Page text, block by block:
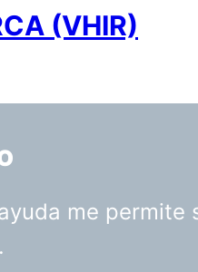
(VHIR)
me permite